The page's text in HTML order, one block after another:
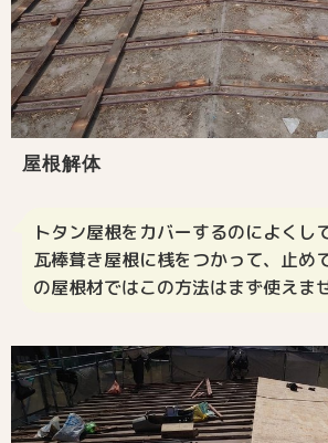
屋根解体
トタン屋根をカバーするのによくし
瓦棒葺き屋根に桟をつかって、止め
の屋根材ではこの方法はまず使えま